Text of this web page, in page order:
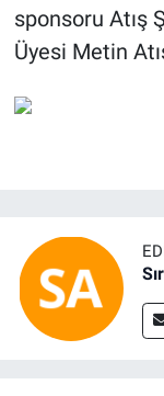
sponsoru Atış
Üyesi Metin